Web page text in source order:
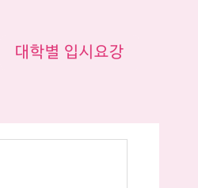
대학별 입시요강